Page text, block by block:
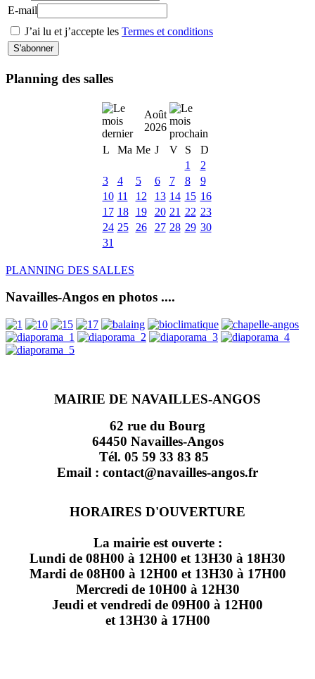
E-mail
J’ai lu et j’accepte les Termes et conditions
Planning des salles
Août
2026
L
Ma Me J V S
D
1
2
3
4 5 6 7 8
9
10 11 12 13 14 15 16
17 18 19 20 21 22 23
24 25 26 27 28 29 30
31
PLANNING DES SALLES
Navailles-Angos en photos ....
MAIRIE DE NAVAILLES-ANGOS
62 rue du Bourg
64450 Navailles-Angos
Tél. 05 59 33 83 85
Email : contact@navailles-angos.fr
HORAIRES D'OUVERTURE
La mairie est ouverte :
Lundi de 08H00 à 12H00 et 13H30 à 18H30
Mardi de 08H00 à 12H00 et 13H30 à 17H00
Mercredi de 10H00 à 12H30
Jeudi et vendredi de 09H00 à 12H00
et 13H30 à 17H00